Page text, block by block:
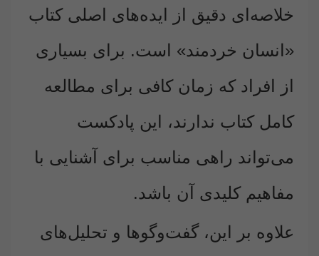
خلاصه‌ای دقیق از ایده‌های اصلی کتاب
«انسان خردمند» است. برای بسیاری
از افراد که زمان کافی برای مطالعه
کامل کتاب ندارند، این پادکست
می‌تواند راهی مناسب برای آشنایی با
مفاهیم کلیدی آن باشد.
علاوه بر این، گفت‌وگوها و تحلیل‌های